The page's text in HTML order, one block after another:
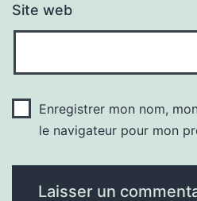
Site web
Enregistrer mon nom,
le navigateur pour mon